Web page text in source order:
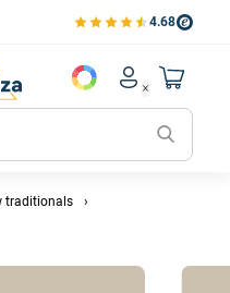
4.68
Bekijk de verfplaza
Account
Mijn
Mijn
Mijn
Naar
traditionals